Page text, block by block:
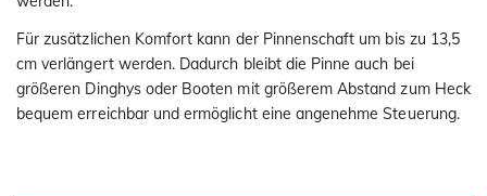
Für zusätzlichen Komfort kann der Pinnenschaft um bis zu 13,5
cm verlängert werden. Dadurch bleibt die Pinne auch bei
größeren Dinghys oder Booten mit größerem Abstand zum Heck
bequem erreichbar und ermöglicht eine angenehme Steuerung.